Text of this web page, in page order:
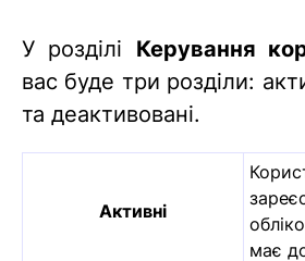
У розділі Керування
вас буде три розділи:
та деактивовані.
Активні
має